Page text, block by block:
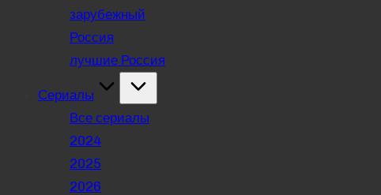
зарубежный
Россия
лучшие Россия
Сериалы
Все сериалы
2024
2025
2026